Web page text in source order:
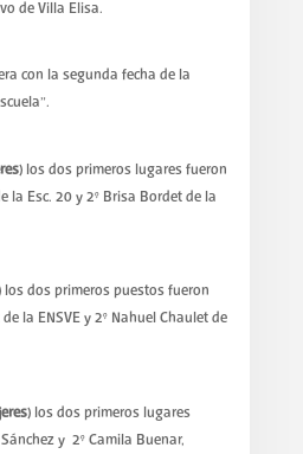
de Villa Elisa.
con la segunda fecha de la
los dos primeros lugares fueron
la Esc. 20 y 2° Brisa Bordet de la
los dos primeros puestos fueron
la ENSVE y 2° Nahuel Chaulet de
los dos primeros lugares
y 2° Camila Buenar,